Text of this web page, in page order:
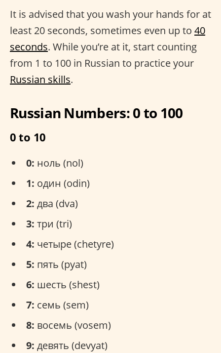
It is advised that you wash your hands for at
least 20 seconds, sometimes even up to 40
seconds. While you’re at it, start counting
from 1 to 100 in Russian to practice your
Russian skills.
Russian Numbers: 0 to 100
0 to 10
0: ноль (nol)
1: один (odin)
2: два (dva)
3: три (tri)
4: четыре (chetyre)
5: пять (pyat)
6: шесть (shest)
7: семь (sem)
8: восемь (vosem)
9: девять (devyat)